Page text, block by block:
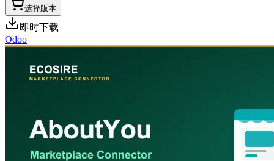
选择版本
即时下载
Odoo